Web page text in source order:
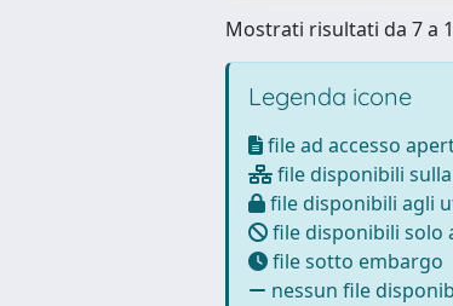
Mostrati risultati da 7 a
Legenda icone
file ad accesso
file disponibili
file disponibili agli
file disponibili solo
file sotto embargo
nessun file